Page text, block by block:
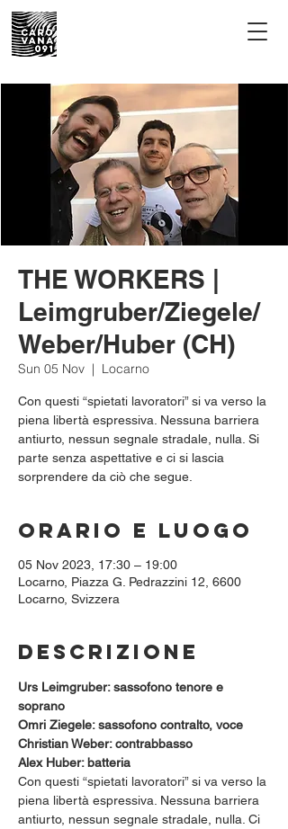
THE WORKERS |
Leimgruber/Ziegele/
Weber/Huber (CH)
Sun 05 Nov
  |
Locarno
Con questi “spietati lavoratori” si va verso la
piena libertà espressiva. Nessuna barriera
antiurto, nessun segnale stradale, nulla. Si
parte senza aspettative e ci si lascia
sorprendere da ciò che segue.
Orario e luogo
05 Nov 2023, 17:30 – 19:00
Locarno, Piazza G. Pedrazzini 12, 6600
Locarno, Svizzera
Descrizione
Urs Leimgruber: sassofono tenore e
soprano
Omri Ziegele: sassofono contralto, voce
Christian Weber: contrabbasso
Alex Huber: batteria
Con questi “spietati lavoratori” si va verso la
piena libertà espressiva. Nessuna barriera
antiurto, nessun segnale stradale, nulla. Ci